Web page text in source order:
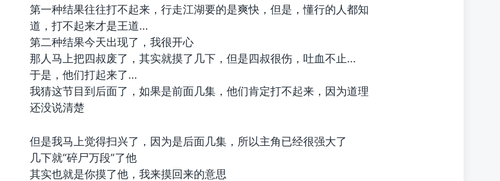
第一种结果往往打不起来，行走江湖要的是爽快，但是，懂行的人都知
道，打不起来才是王道…
第二种结果今天出现了，我很开心
那人马上把四叔废了，其实就摸了几下，但是四叔很伤，吐血不止…
于是，他们打起来了…
我猜这节目到后面了，如果是前面几集，他们肯定打不起来，因为道理
还没说清楚
但是我马上觉得扫兴了，因为是后面几集，所以主角已经很强大了
几下就“碎尸万段”了他
其实也就是你摸了他，我来摸回来的意思